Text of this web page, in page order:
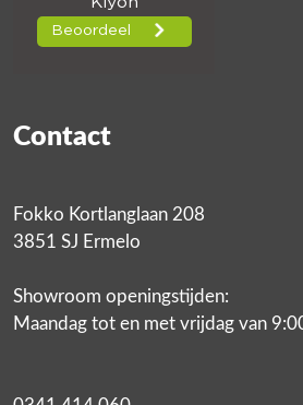
Contact
Fokko Kortlanglaan 208
3851 SJ Ermelo
Showroom openingstijden:
Maandag tot en met vrijdag van